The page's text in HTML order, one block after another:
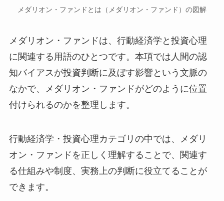
メダリオン・ファンドとは（メダリオン・ファンド）の図解
メダリオン・ファンドは、行動経済学と投資心理
に関連する用語のひとつです。本項では人間の認
知バイアスが投資判断に及ぼす影響という文脈の
なかで、メダリオン・ファンドがどのように位置
付けられるのかを整理します。
行動経済学・投資心理カテゴリの中では、メダリ
オン・ファンドを正しく理解することで、関連す
る仕組みや制度、実務上の判断に役立てることが
できます。